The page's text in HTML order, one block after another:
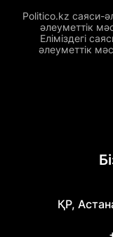
Politico.kz саяси-
әлеуметтік
Еліміздегі
әлеуметтік
ҚР,